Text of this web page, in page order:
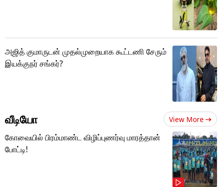
அஜித் குமாருடன் முதல்முறையாக கூட்டணி சேரும்
இயக்குநர் சங்கர்?
வீடியோ View More
கோவையில் பிரம்மாண்ட விழிப்புணர்வு மாரத்தான்
போட்டி!